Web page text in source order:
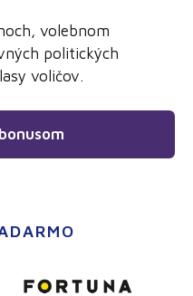
volebnom
politických
voličov.